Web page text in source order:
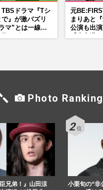
ドラマ『Tシ
』が激バズリ
マ”とは一線を
元
まりあと
公演も出
Photo Ranking
兄弟！』山田涼
小栗旬の“非